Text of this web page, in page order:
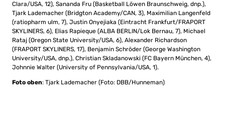
Clara/USA, 12), Sananda Fru (Basketball Löwen Braunschweig, dnp.),
Tjark Lademacher (Bridgton Academy/CAN, 3), Maximilian Langenfeld
(ratiopharm ulm, 7), Justin Onyejiaka (Eintracht Frankfurt/FRAPORT
SKYLINERS, 6), Elias Rapieque (ALBA BERLIN/Lok Bernau, 7), Michael
Rataj (Oregon State University/USA, 6), Alexander Richardson
(FRAPORT SKYLINERS, 17), Benjamin Schröder (George Washington
University/USA, dnp.), Christian Skladanowski (FC Bayern München, 4),
Johnnie Walter (University of Pennsylvania/USA, 1).
Foto oben: Tjark Lademacher (Foto: DBB/Hunneman)